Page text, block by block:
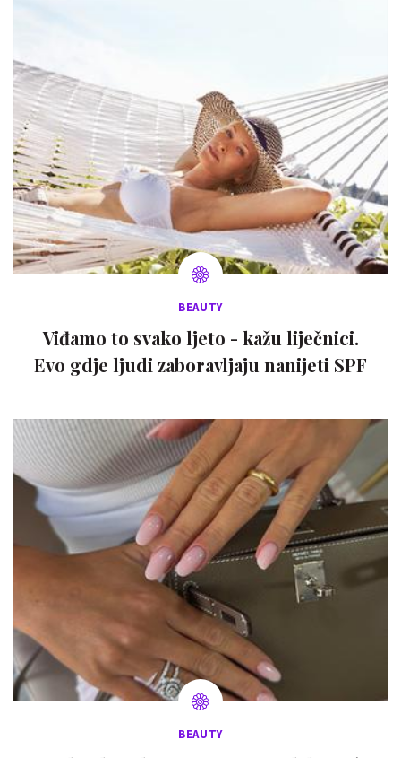
BEAUTY
Viđamo to svako ljeto - kažu liječnici.
Evo gdje ljudi zaboravljaju nanijeti SPF
BEAUTY